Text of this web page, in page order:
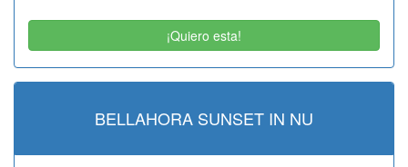
¡Quiero esta!
BELLAHORA SUNSET IN NU